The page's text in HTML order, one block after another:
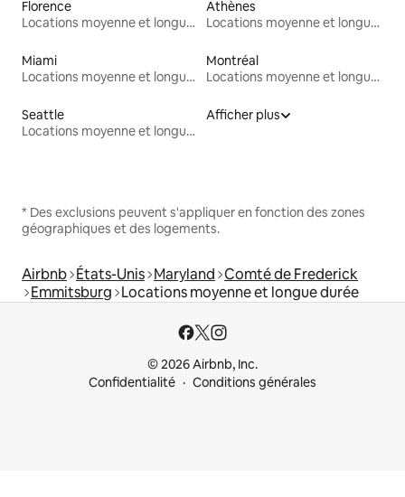
Florence
Locations moyenne et longue durée
Athènes
Locations moyenne et longue durée
Miami
Locations moyenne et longue durée
Montréal
Locations moyenne et longue durée
Seattle
Locations moyenne et longue durée
Afficher plus
* Des exclusions peuvent s'appliquer en fonction des zones
géographiques et des logements.
Airbnb États-Unis Maryland Comté de Frederick
Emmitsburg Locations moyenne et longue durée
© 2026 Airbnb, Inc.
Confidentialité
Conditions générales